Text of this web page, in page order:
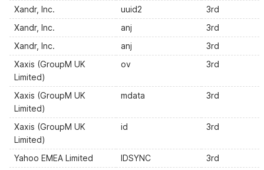
Xandr, Inc.
uuid2
3rd
Xandr, Inc.
anj
3rd
Xandr, Inc.
anj
3rd
Xaxis (GroupM UK
Limited)
ov 3rd
Xaxis (GroupM UK
Limited)
mdata 3rd
Xaxis (GroupM UK
Limited)
id 3rd
Yahoo EMEA Limited IDSYNC
3rd